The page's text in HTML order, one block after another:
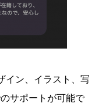
イン、イラスト、写
サポートが可能で